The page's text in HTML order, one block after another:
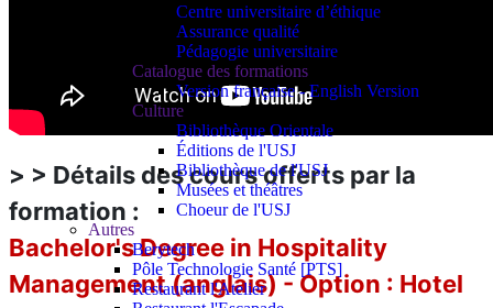
Centre universitaire d’éthique
Assurance qualité
Pédagogie universitaire
Catalogue des formations
Version française - English Version
Culture
Bibliothèque Orientale
Éditions de l'USJ
Bibliothèque de l'USJ
Musées et théâtres
Choeur de l'USJ
Autres
Berytech
Pôle Technologie Santé [PTS]
Restaurant l'Atelier
> > Détails des cours offerts par la
formation :
Bachelor's Degree in Hospitality
Management (anglais) - Option : Hotel